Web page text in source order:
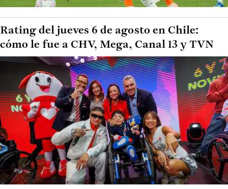
Rating del jueves 6 de agosto en Chile:
cómo le fue a CHV, Mega, Canal 13 y TVN